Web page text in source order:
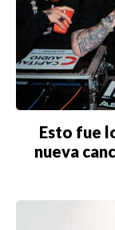
Esto fue
nueva